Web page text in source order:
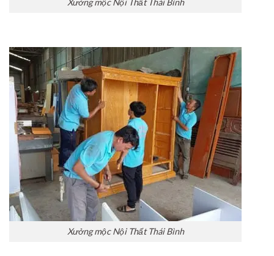
Xưởng mộc Nội Thất Thái Bình